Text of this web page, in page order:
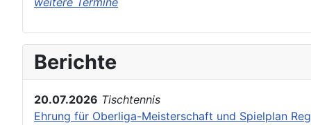
Berichte
20.07.2026 Tischtennis
Ehrung für Oberliga-Meisterschaft und Spielplan